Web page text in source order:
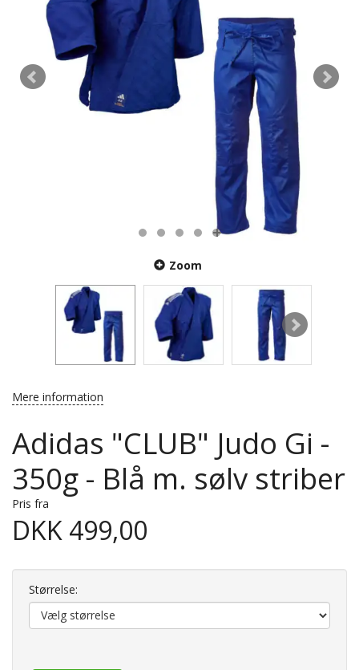
Zoom
Mere information
Adidas "CLUB" Judo Gi -
350g - Blå m. sølv striber
Pris fra
DKK 499,00
Størrelse: